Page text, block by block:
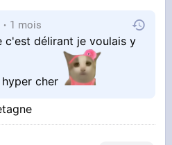
de baisser dans le sud
climatique
1 mois
c'est délirant je voulais y
cher